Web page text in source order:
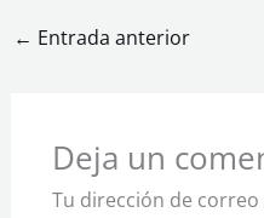
← Entrada anterior
Deja un
Tu dirección de